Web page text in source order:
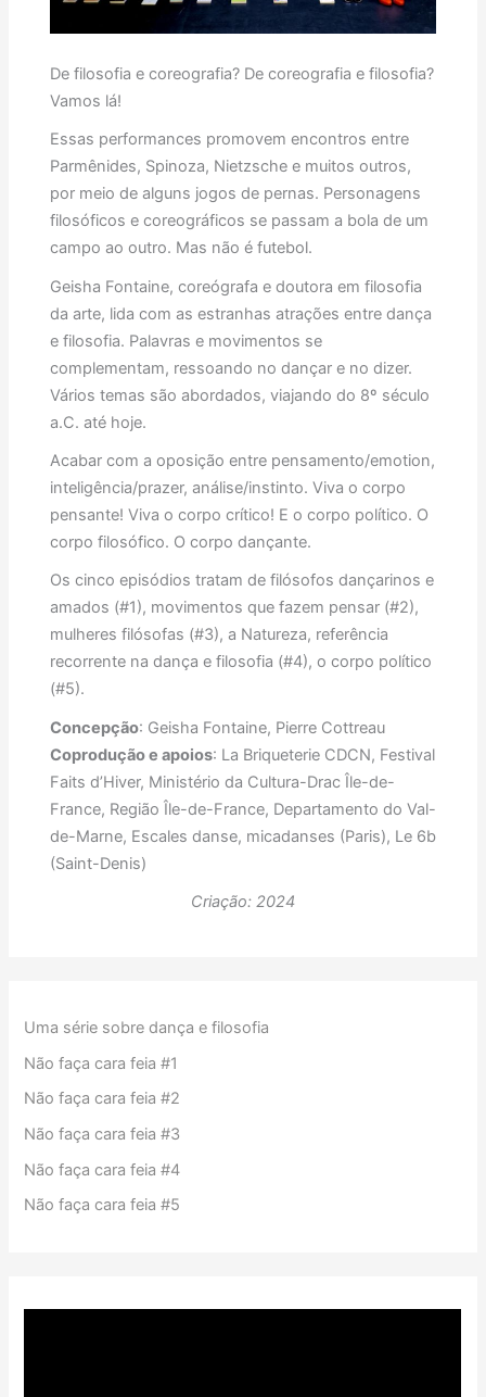
De filosofia e coreografia? De coreografia e filosofia?
Vamos lá!
Essas performances promovem encontros entre
Parmênides, Spinoza, Nietzsche e muitos outros,
por meio de alguns jogos de pernas. Personagens
filosóficos e coreográficos se passam a bola de um
campo ao outro. Mas não é futebol.
Geisha Fontaine, coreógrafa e doutora em filosofia
da arte, lida com as estranhas atrações entre dança
e filosofia. Palavras e movimentos se
complementam, ressoando no dançar e no dizer.
Vários temas são abordados, viajando do 8º século
a.C. até hoje.
Acabar com a oposição entre pensamento/emotion,
inteligência/prazer, análise/instinto. Viva o corpo
pensante! Viva o corpo crítico! E o corpo político. O
corpo filosófico. O corpo dançante.
Os cinco episódios tratam de filósofos dançarinos e
amados (#1), movimentos que fazem pensar (#2),
mulheres filósofas (#3), a Natureza, referência
recorrente na dança e filosofia (#4), o corpo político
(#5).
Concepção: Geisha Fontaine, Pierre Cottreau
Coprodução e apoios: La Briqueterie CDCN, Festival
Faits d’Hiver, Ministério da Cultura-Drac Île-de-
France, Região Île-de-France, Departamento do Val-
de-Marne, Escales danse, micadanses (Paris), Le 6b
(Saint-Denis)
Criação: 2024
Uma série sobre dança e filosofia
Não faça cara feia #1
Não faça cara feia #2
Não faça cara feia #3
Não faça cara feia #4
Não faça cara feia #5